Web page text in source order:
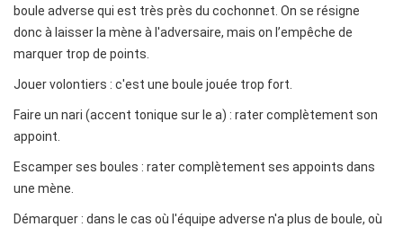
boule adverse qui est très près du cochonnet. On se résigne
donc à laisser la mène à l'adversaire, mais on l’empêche de
marquer trop de points.
Jouer volontiers : c'est une boule jouée trop fort.
Faire un nari (accent tonique sur le a) : rater complètement son
appoint.
Escamper ses boules : rater complètement ses appoints dans
une mène.
Démarquer : dans le cas où l'équipe adverse n'a plus de boule, où